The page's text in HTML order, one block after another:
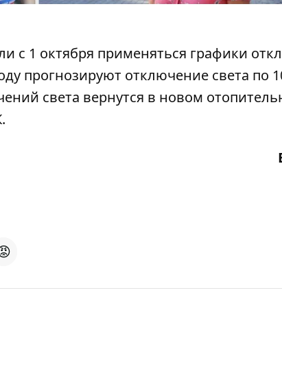
с 1 октября применяться графики
прогнозируют отключение света по
света вернутся в новом